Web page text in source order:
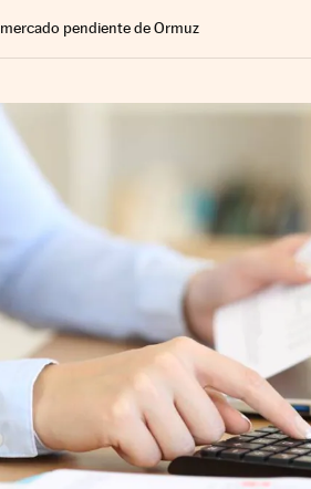
pendiente de Ormuz